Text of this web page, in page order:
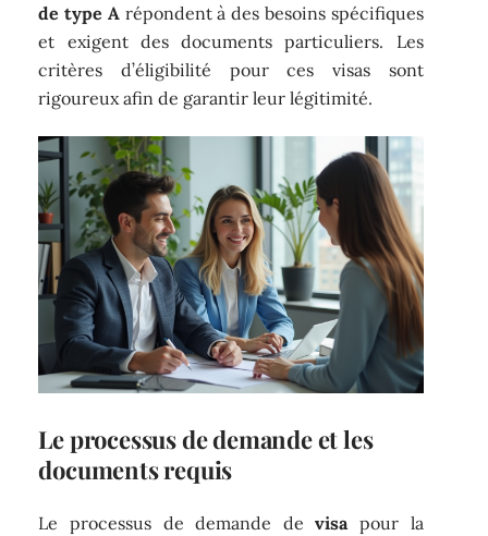
de type Arépondent à des besoins spécifiques
et exigent des documents particuliers. Les
critères d’éligibilité pour ces visas sont
rigoureux afin de garantir leur légitimité.
Le processus de demande et les
documents requis
Le processus de demande devisapour la